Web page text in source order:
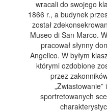
wracali do swojego
1866 r., a budynek
został
Museo di San Marco.
pracował słynny
Angelico. W byłym
którymi ozdobione
przez
„Zwiastowanie”
sportretowanych